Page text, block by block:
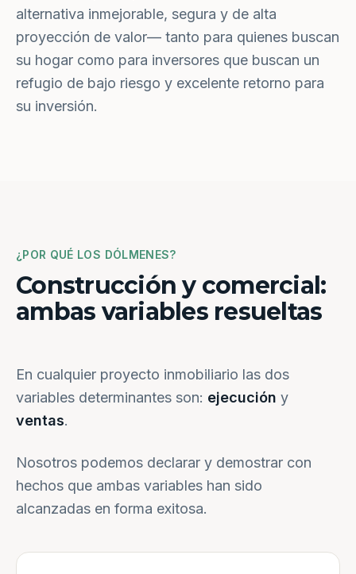
alternativa inmejorable, segura y de alta
proyección de valor— tanto para quienes buscan
su hogar como para inversores que buscan un
refugio de bajo riesgo y excelente retorno para
su inversión.
¿POR QUÉ LOS DÓLMENES?
Construcción y comercial:
ambas variables resueltas
En cualquier proyecto inmobiliario las dos
variables determinantes son: ejecución y
ventas.
Nosotros podemos declarar y demostrar con
hechos que ambas variables han sido
alcanzadas en forma exitosa.